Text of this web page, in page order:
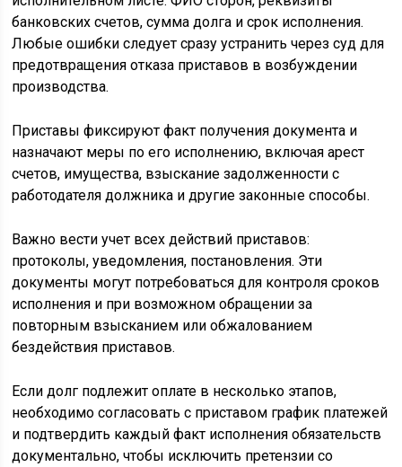
банковских счетов, сумма долга и срок исполнения.
Любые ошибки следует сразу устранить через суд для
предотвращения отказа приставов в возбуждении
производства.
Приставы фиксируют факт получения документа и
назначают меры по его исполнению, включая арест
счетов, имущества, взыскание задолженности с
работодателя должника и другие законные способы.
Важно вести учет всех действий приставов:
протоколы, уведомления, постановления. Эти
документы могут потребоваться для контроля сроков
исполнения и при возможном обращении за
повторным взысканием или обжалованием
бездействия приставов.
Если долг подлежит оплате в несколько этапов,
необходимо согласовать с приставом график платежей
и подтвердить каждый факт исполнения обязательств
документально, чтобы исключить претензии со